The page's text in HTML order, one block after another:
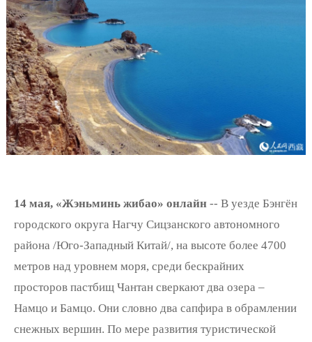
14 мая, «Жэньминь жибао» онлайн -- В уезде Бэнгён
городского округа Нагчу Сицзанского автономного
района /Юго-Западный Китай/, на высоте более 4700
метров над уровнем моря, среди бескрайних
просторов пастбищ Чантан сверкают два озера –
Намцо и Бамцо. Они словно два сапфира в обрамлении
снежных вершин. По мере развития туристической